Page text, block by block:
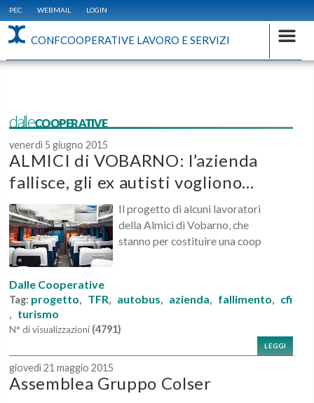
PEC WEBMAIL LOGIN
CONFCOOPERATIVE LAVORO E SERVIZI
dalleCOOPERATIVE
venerdì 5 giugno 2015
ALMICI di VOBARNO: l’azienda
fallisce, gli ex autisti vogliono...
Il progetto di alcuni lavoratori
della Almici di Vobarno, che
stanno per costituire una coop
Dalle Cooperative
Tag: progetto, TFR, autobus, azienda, fallimento, cfi
, turismo
N° di visualizzazioni (4791)
LEGGI
giovedì 21 maggio 2015
Assemblea Gruppo Colser